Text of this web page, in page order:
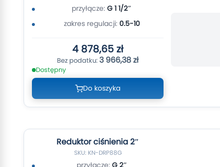
przyłącze: G 1 1/2″
zakres regulacji: 0.5-10
4 878,65 zł
3 966,38 zł
Dostępny
Do koszyka
Reduktor ciśnienia 2″
SKU: KN-DRP88G